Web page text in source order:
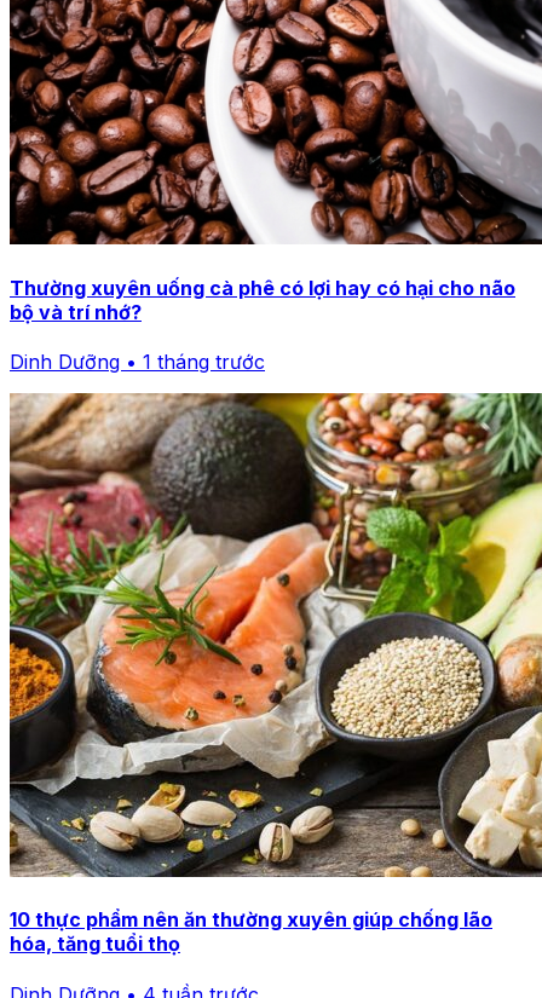
Thường xuyên uống cà phê có lợi hay có hại cho não
bộ và trí nhớ?
Dinh Dưỡng • 1 tháng trước
10 thực phẩm nên ăn thường xuyên giúp chống lão
hóa, tăng tuổi thọ